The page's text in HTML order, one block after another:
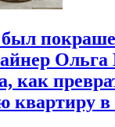
Ольга
как
квартиру